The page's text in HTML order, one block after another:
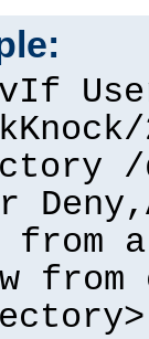
/
from
from